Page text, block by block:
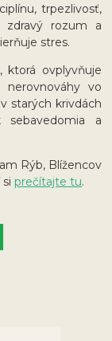
trpezlivosť,
zdravý rozum a
stres.
ktorá ovplyvňuje
nerovnováhy vo
starých krivdách
a
Rýb, Blížencov
siprečítajte tu.